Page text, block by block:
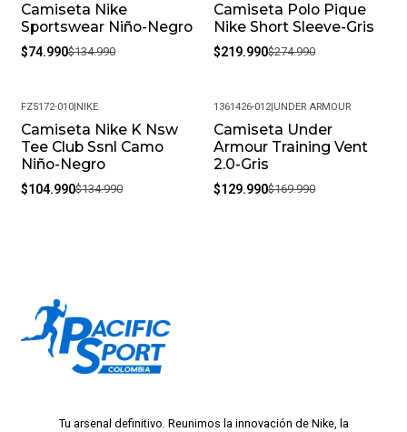
-44%
Camiseta Nike
Sportswear Niño-Negro
$74.990$134.990
-20%
Camiseta Polo Pique
Nike Short Sleeve-Gris
$219.990$274.990
-22%
FZ5172-010|NIKE
Camiseta Nike K Nsw
Tee Club Ssnl Camo
Niño-Negro
$104.990$134.990
-24%
1361426-012|UNDER ARMOUR
Camiseta Under
Armour Training Vent
2.0-Gris
$129.990$169.990
Tu arsenal definitivo. Reunimos la innovación de Nike, la